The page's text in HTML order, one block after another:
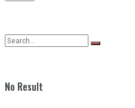
No Result